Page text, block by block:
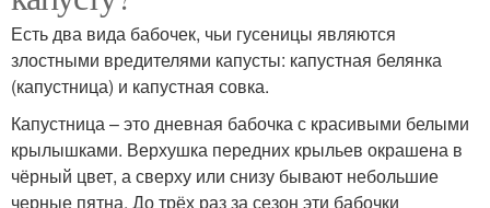
Есть два вида бабочек, чьи гусеницы являются
злостными вредителями капусты: капустная белянка
(капустница) и капустная совка.
Капустница – это дневная бабочка с красивыми белыми
крылышками. Верхушка передних крыльев окрашена в
чёрный цвет, а сверху или снизу бывают небольшие
черные пятна. До трёх раз за сезон эти бабочки